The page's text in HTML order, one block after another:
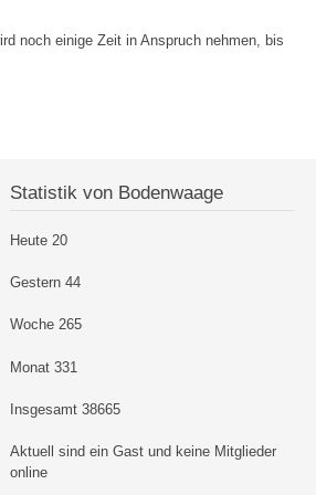
noch einige Zeit in Anspruch nehmen, bis
Statistik von Bodenwaage
Heute20
Gestern44
Woche265
Monat331
Insgesamt38665
Aktuell sind ein Gast und keine Mitglieder
online